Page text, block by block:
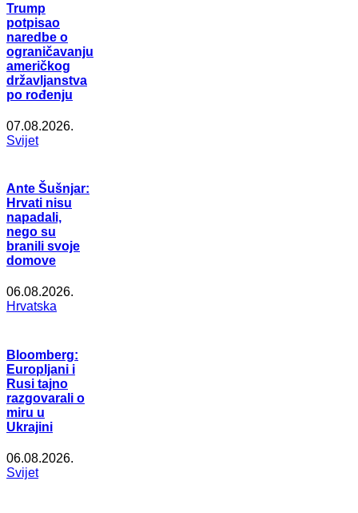
Trump
potpisao
naredbe o
ograničavanju
američkog
državljanstva
po rođenju
07.08.2026.
Svijet
Ante Šušnjar:
Hrvati nisu
napadali,
nego su
branili svoje
domove
06.08.2026.
Hrvatska
Bloomberg:
Europljani i
Rusi tajno
razgovarali o
miru u
Ukrajini
06.08.2026.
Svijet